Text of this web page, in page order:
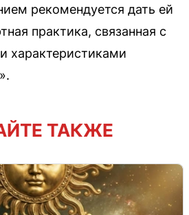
рекомендуется дать ей
практика, связанная с
характеристиками
ТАКЖЕ